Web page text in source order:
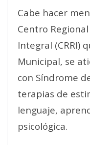
Cabe hacer
Centro
Integral (CRRI)
Municipal, se
con Síndrome
terapias de
lenguaje,
psicológica.